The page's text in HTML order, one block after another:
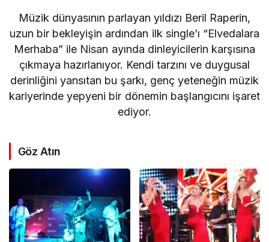
Müzik dünyasının parlayan yıldızı Beril Raperin,
uzun bir bekleyişin ardından ilk single’ı “Elvedalara
Merhaba” ile Nisan ayında dinleyicilerin karşısına
çıkmaya hazırlanıyor. Kendi tarzını ve duygusal
derinliğini yansıtan bu şarkı, genç yeteneğin müzik
kariyerinde yepyeni bir dönemin başlangıcını işaret
ediyor.
Göz Atın